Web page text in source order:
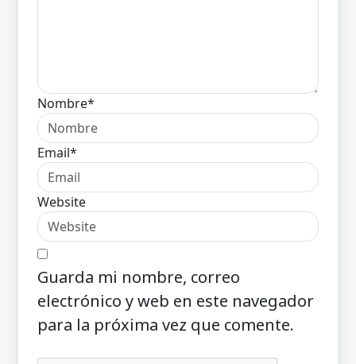
Nombre*
Email*
Website
Guarda mi nombre, correo
electrónico y web en este navegador
para la próxima vez que comente.